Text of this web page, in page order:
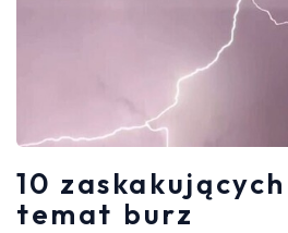
10
temat burz